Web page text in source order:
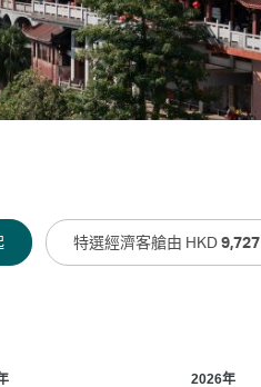
特選經濟客艙由 HKD9,727
2026年